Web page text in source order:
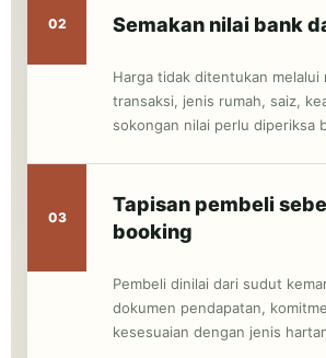
02 Semakan nilai bank
Harga tidak ditentukan melalui
transaksi, jenis rumah, saiz,
sokongan nilai perlu diperiksa
03
Tapisan pembeli
booking
Pembeli dinilai dari sudut
dokumen pendapatan,
kesesuaian dengan jenis